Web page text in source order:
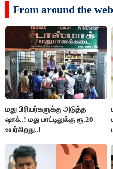
From around the web
மது பிரியர்களுக்கு அடுத்த
ஷாக்..! மது பாட்டிலுக்கு ரூ.20
உயர்கிறது..!